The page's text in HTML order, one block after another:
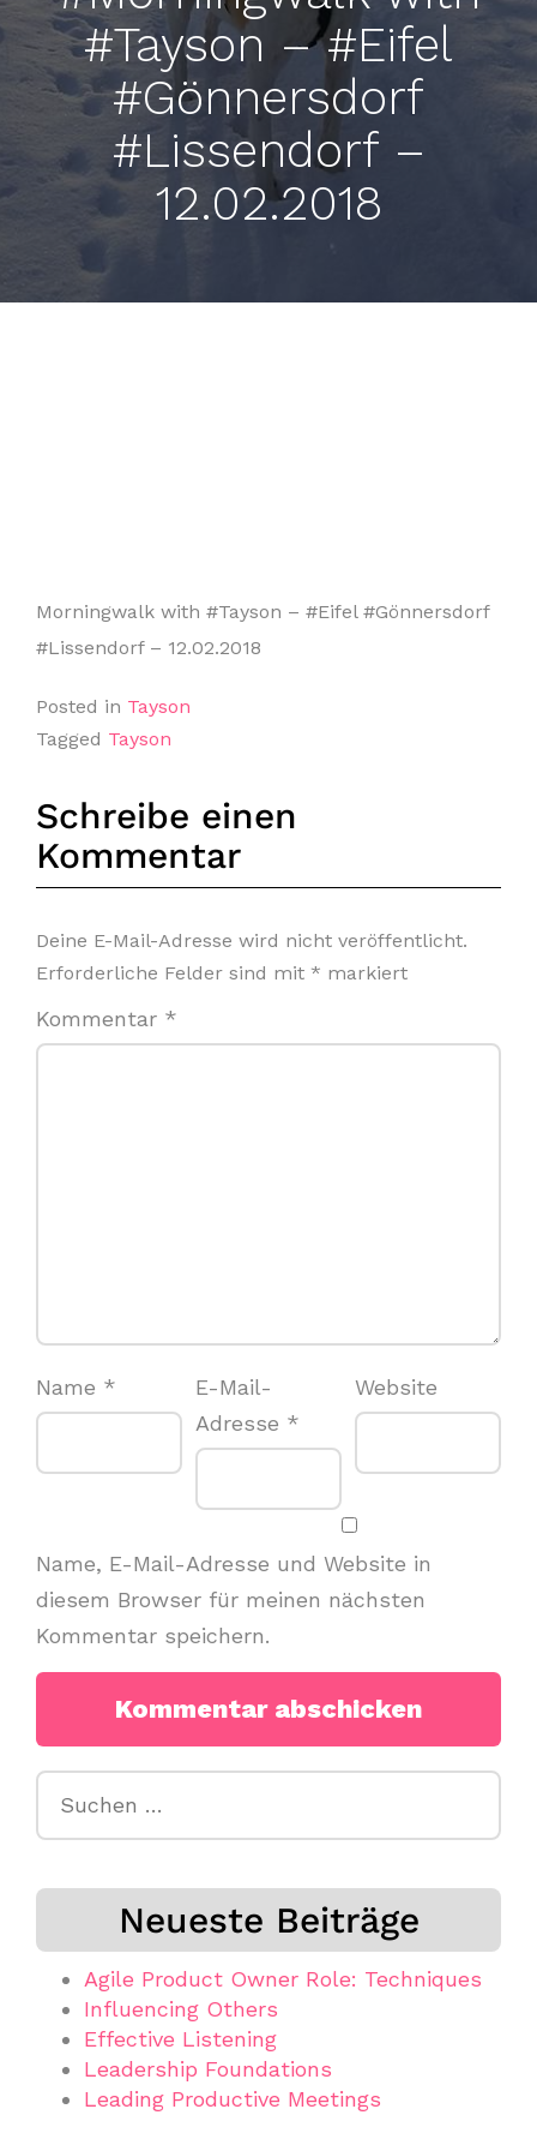
#Tayson – #Eifel
#Gönnersdorf
#Lissendorf –
12.02.2018
Morningwalk with #Tayson – #Eifel #Gönnersdorf
#Lissendorf – 12.02.2018
Posted in Tayson
Tagged Tayson
Schreibe einen
Kommentar
Deine E-Mail-Adresse wird nicht veröffentlicht.
Erforderliche Felder sind mit * markiert
Kommentar *
Name *
E-Mail-
Adresse *
Website
Name, E-Mail-Adresse und Website in
diesem Browser für meinen nächsten
Kommentar speichern.
Neueste Beiträge
Agile Product Owner Role: Techniques
Influencing Others
Effective Listening
Leadership Foundations
Leading Productive Meetings